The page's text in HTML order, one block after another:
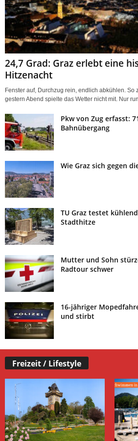
24,7 Grad: Graz erlebt eine
Hitzenacht
Fenster auf, Durchzug rein, endlich abkühlen. So
gestern Abend spielte das Wetter nicht mit. Nur
Pkw von Zug erfasst:
Bahnübergang
Wie Graz sich gegen
TU Graz testet
Stadthitze
Mutter und Sohn
Radtour schwer
16-jähriger
und stirbt
Freizeit / Lifestyle